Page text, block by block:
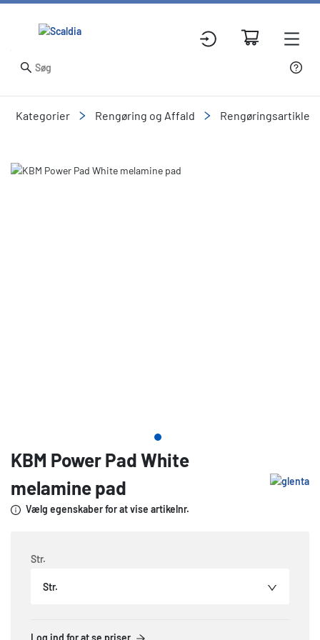
Kategorier Rengøring og Affald Rengøringsartikler
Slide 1 of 1
KBM Power Pad White
melamine pad
Vælg egenskaber for at vise artikelnr.
Str.
Str.
Log ind for at se priser